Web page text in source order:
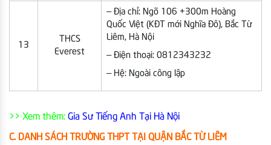
13
THCS
Everest
– Địa chỉ: Ngõ 106 +300m Hoàng
Quốc Việt (KĐT mới Nghĩa Đô), Bắc Từ
Liêm, Hà Nội
– Điện thoại: 0812343232
– Hệ: Ngoài công lập
>> Xem thêm: Gia Sư Tiếng Anh Tại Hà Nội
C. DANH SÁCH TRƯỜNG THPT TẠI QUẬN BẮC TỪ LIÊM